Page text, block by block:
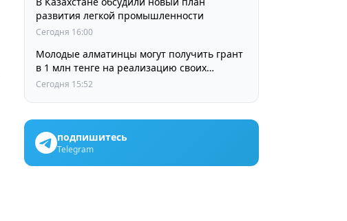
развития легкой промышленности
Сегодня 16:00
Молодые алматинцы могут получить грант
в 1 млн тенге на реализацию своих
проектов
Сегодня 15:52
подпишитесь
Telegram